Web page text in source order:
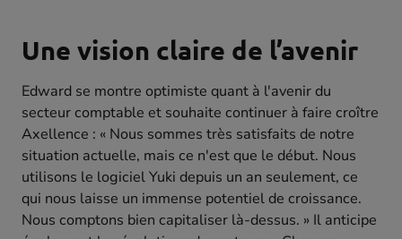
Une vision claire de l’avenir
Edward se montre optimiste quant à l'avenir du
secteur comptable et souhaite continuer à faire croître
Axellence : « Nous sommes très satisfaits de notre
situation actuelle, mais ce n'est que le début. Nous
utilisons le logiciel Yuki depuis un an seulement, ce
qui nous laisse un immense potentiel de croissance.
Nous comptons bien capitaliser là-dessus. » Il anticipe